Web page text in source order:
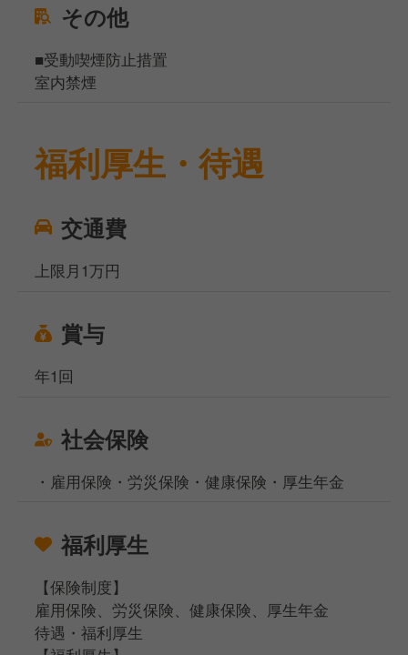
その他
■受動喫煙防止措置
室内禁煙
福利厚生・待遇
交通費
上限月1万円
賞与
年1回
社会保険
・雇用保険・労災保険・健康保険・厚生年金
福利厚生
【保険制度】
雇用保険、労災保険、健康保険、厚生年金
待遇・福利厚生